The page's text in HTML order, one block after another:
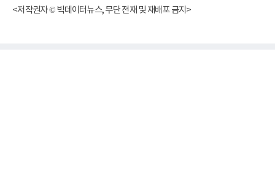
<저작권자 © 빅데이터뉴스, 무단 전재 및 재배포 금지>